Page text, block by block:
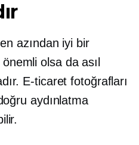
azından iyi bir
olsa da asıl
E-ticaret fotoğrafları
aydınlatma